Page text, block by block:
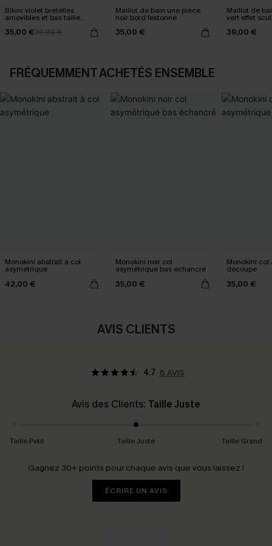
Bikini violet bretelles
amovibles et bas taille
35,00 €39,00 €
Maillot de bain une pièce
noir bord festonné
35,00 €
Maillot de
vert effet
39,00 €
FRÉQUEMMENT ACHETÉS ENSEMBLE
Monokini abstrait à col
asymétrique
42,00 €
Monokini noir col
asymétrique bas échancré
35,00 €
Monokini col
découpe
35,00 €
AVIS CLIENTS
4.7 8 AVIS
Avis des Clients: Taille Juste
Taille Petit Taille Juste Taille Grand
Gagnez 30+ points pour chaque avis que vous laissez !
ÉCRIRE UN AVIS